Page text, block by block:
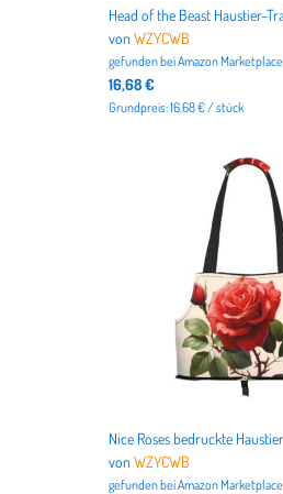
vonWZYCWB
gefunden beiAmazon Marketplace
16,68 €
Grundpreis: 16.68 € / stück
vonWZYCWB
gefunden beiAmazon Marketplace